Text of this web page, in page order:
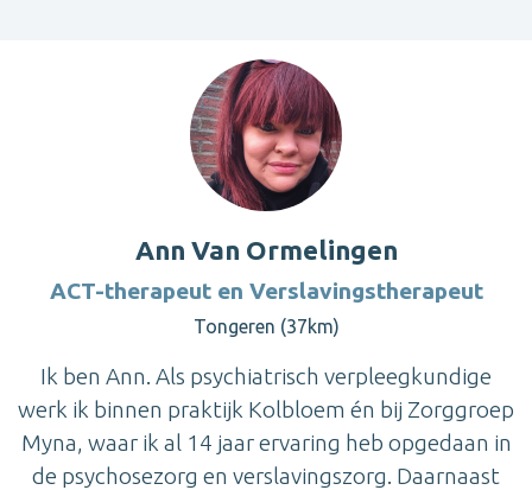
Ann Van Ormelingen
ACT-therapeut en Verslavingstherapeut
Tongeren (37km)
Ik ben Ann. Als psychiatrisch verpleegkundige
werk ik binnen praktijk Kolbloem én bij Zorggroep
Myna, waar ik al 14 jaar ervaring heb opgedaan in
de psychosezorg en verslavingszorg. Daarnaast